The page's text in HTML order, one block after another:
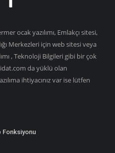
ocak yazılımı, Emlakçı sitesi,
Merkezleri için web sitesi veya
, Teknoloji Bilgileri gibi bir çok
da yüklü olan
ihtiyacınız var ise lütfen
Fonksiyonu